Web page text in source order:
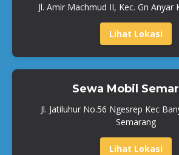
Jl. Amir Machmud II, Kec. Gn Anyar
Lihat Lokasi
Sewa Mobil
Jl. Jatiluhur No.56 Ngesrep Kec
Semarang
Lihat Lokasi